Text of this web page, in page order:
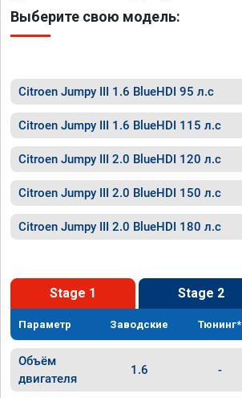
Выберите свою модель:
Citroen Jumpy III 1.6 BlueHDI 95 л.с
Citroen Jumpy III 1.6 BlueHDI 115 л.с
Citroen Jumpy III 2.0 BlueHDI 120 л.с
Citroen Jumpy III 2.0 BlueHDI 150 л.с
Citroen Jumpy III 2.0 BlueHDI 180 л.с
Stage 1 Stage 2
Параметр Заводские Тюнинг*
Объём
двигателя
1.6 -